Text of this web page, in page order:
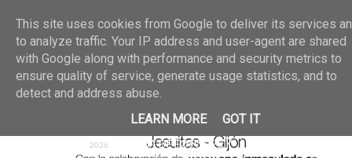
02 jun 2026
GALERIA DE FOTOS
30/05/2026
25 may 2026
GALERIA
DE FOTOS 23/05/2026
20 may
2026
GALERIA DE FOTOS
16/05/2026
DE FOTOS 09/05/2026
28 abr
2026
GALERIA DE FOTOS 25 Y
This site uses cookies from Google to deliver its services
to analyze traffic. Your IP address and user-agent are shared
with Google along with performance and security metrics to
ensure quality of service, generate usage statistics, and to
detect and address abuse.
LEARN MORE
GOT IT